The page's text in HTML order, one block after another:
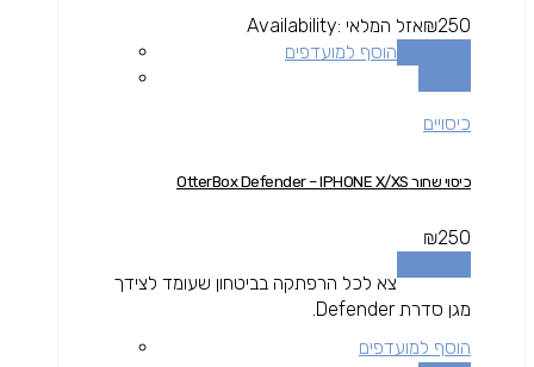
₪250
Availability: אזל המלאי
הוסף למועדפים
כיסויים
כיסוי שחור OtterBox Defender – IPHONE X/XS
₪250
צא לכל הרפתקה בביטחון שעומד לצידך
מגן סדרת Defender.
הוסף למועדפים